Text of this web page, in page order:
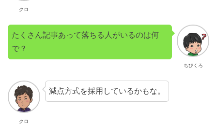
クロ
ちびくろ
たくさん記事あって落ちる人がいるのは何
で？
クロ
減点方式を採用しているかもな。